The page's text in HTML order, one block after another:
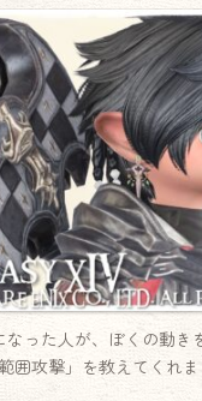
った人が、ぼくの動き
囲攻撃」を教えてくれ